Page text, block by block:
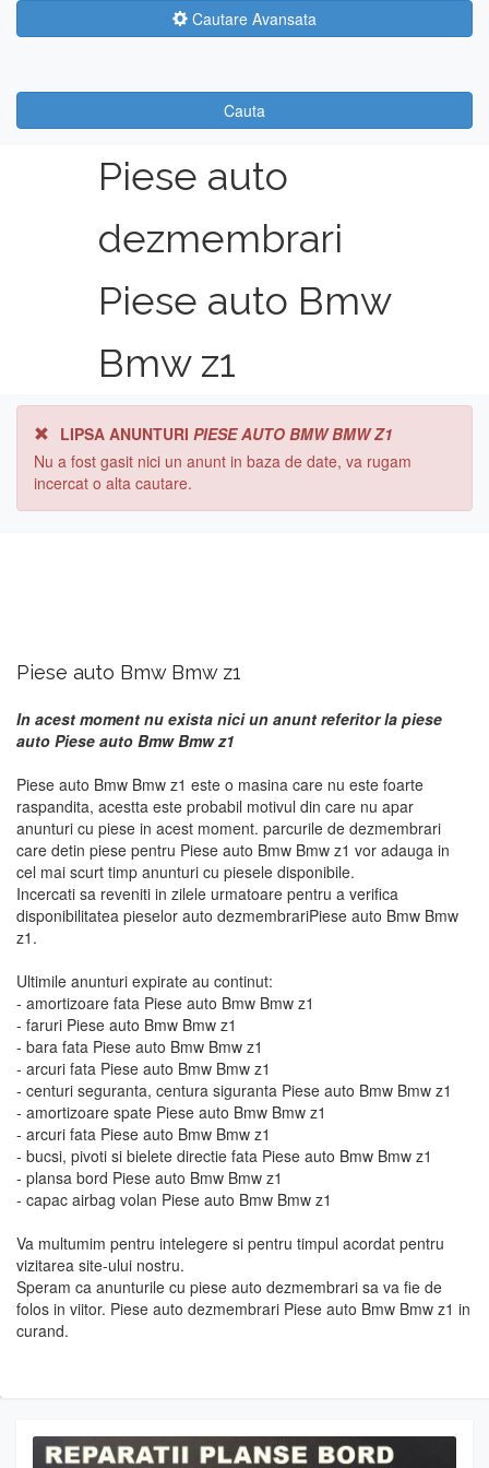
Cautare Avansata
Cauta
Piese auto
dezmembrari
Piese auto Bmw
Bmw z1
LIPSA ANUNTURI PIESE AUTO BMW BMW Z1
Nu a fost gasit nici un anunt in baza de date, va rugam
incercat o alta cautare.
Piese auto Bmw Bmw z1
In acest moment nu exista nici un anunt referitor la piese
auto Piese auto Bmw Bmw z1
Piese auto Bmw Bmw z1 este o masina care nu este foarte
raspandita, acestta este probabil motivul din care nu apar
anunturi cu piese in acest moment. parcurile de dezmembrari
care detin piese pentru Piese auto Bmw Bmw z1 vor adauga in
cel mai scurt timp anunturi cu piesele disponibile.
Incercati sa reveniti in zilele urmatoare pentru a verifica
disponibilitatea pieselor auto dezmembrariPiese auto Bmw Bmw
z1.
Ultimile anunturi expirate au continut:
- amortizoare fata Piese auto Bmw Bmw z1
- faruri Piese auto Bmw Bmw z1
- bara fata Piese auto Bmw Bmw z1
- arcuri fata Piese auto Bmw Bmw z1
- centuri seguranta, centura siguranta Piese auto Bmw Bmw z1
- amortizoare spate Piese auto Bmw Bmw z1
- arcuri fata Piese auto Bmw Bmw z1
- bucsi, pivoti si bielete directie fata Piese auto Bmw Bmw z1
- plansa bord Piese auto Bmw Bmw z1
- capac airbag volan Piese auto Bmw Bmw z1
Va multumim pentru intelegere si pentru timpul acordat pentru
vizitarea site-ului nostru.
Speram ca anunturile cu piese auto dezmembrari sa va fie de
folos in viitor. Piese auto dezmembrari Piese auto Bmw Bmw z1 in
curand.